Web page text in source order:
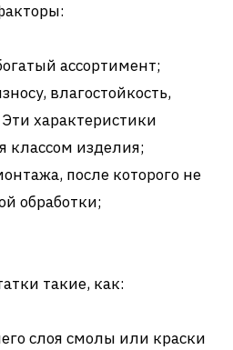
ассортимент;
влагостойкость,
характеристики
классом изделия;
после которого не
обработки;
такие, как:
слоя смолы или краски